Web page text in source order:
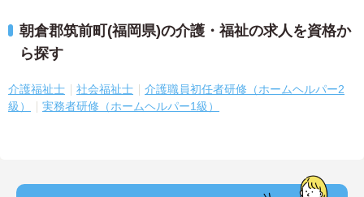
朝倉郡筑前町(福岡県)の介護・福祉の求人を資格か
ら探す
介護福祉士 社会福祉士
介護職員初任者研修（ホームヘルパー2
級）
実務者研修（ホームヘルパー1級）